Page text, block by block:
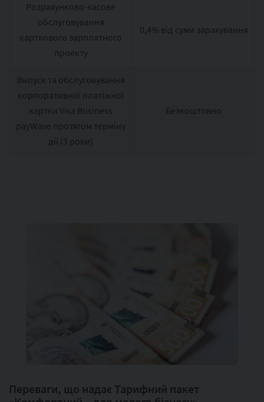
Розрахунково-касове
обслуговування
карткового зарплатного
проекту
0,4% від суми зарахування
Випуск та обслуговування
корпоративної платіжної
картки Visa Business
payWave протягом терміну
дії (3 роки)
Безкоштовно
Переваги, що надає Тарифний пакет